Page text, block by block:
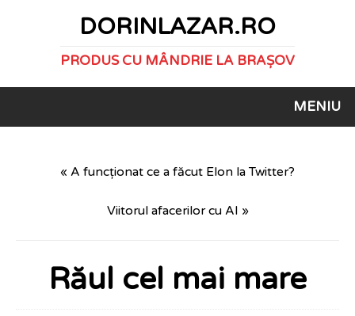
DORINLAZAR.RO
PRODUS CU MÂNDRIE LA BRAȘOV
MENIU
« A funcționat ce a făcut Elon la Twitter?
Viitorul afacerilor cu AI »
Răul cel mai mare